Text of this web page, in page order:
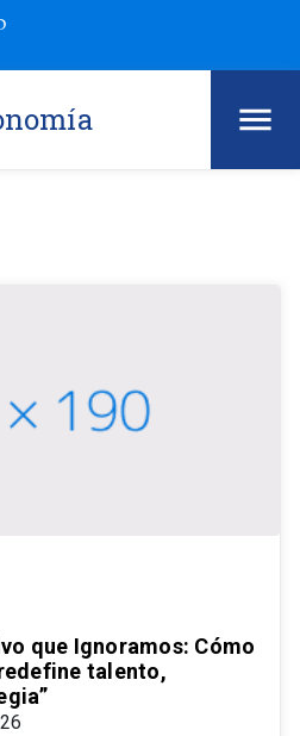
que Ignoramos: Cómo
talento,